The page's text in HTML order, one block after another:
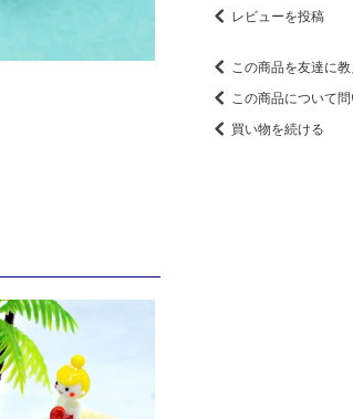
レビューを投稿
この商品を友達に
この商品について
買い物を続ける